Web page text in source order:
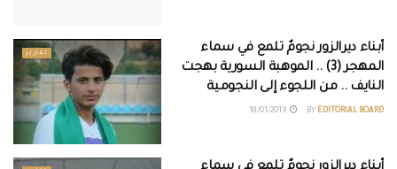
تقارير
أبناء ديرالزور نجومٌ تلمع في سماء
المهجر (3) .. الموهبة السورية بهجت
النايف .. من اللجوء إلى النجومية
BY EDITORIAL BOARD